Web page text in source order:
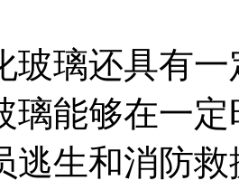
玻璃还具有
璃能够在一
逃生和消防